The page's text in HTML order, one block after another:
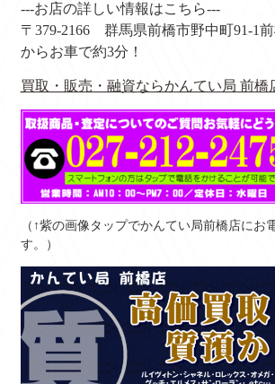
---お店の詳しい情報はこちら---
〒379-2166 群馬県前橋市野中町91-1
からお車で約3分！
買取・販売・融資ならかんてい局 前橋
（↑紫の画像タップでかんてい局前橋店にお
す。）